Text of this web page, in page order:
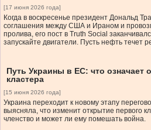
[17 июня 2026 года]
Когда в воскресенье президент Дональд
соглашения между США и Ираном и
пролива, его пост в Truth Social
запускайте двигатели. Пусть нефть течет
Путь Украины в ЕС: что означает
кластера
[15 июня 2026 года]
Украина переходит к новому этапу
выясняла, что изменит открытие первого
членство и может ли ему помешать война.